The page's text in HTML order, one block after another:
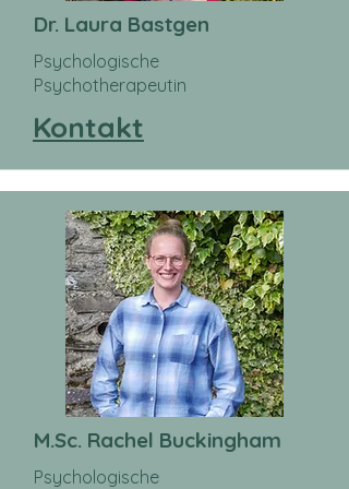
Dr. Laura Bastgen
Psychologische
Psychotherapeutin
Kontakt
M.Sc. Rachel Buckingham
Psychologische